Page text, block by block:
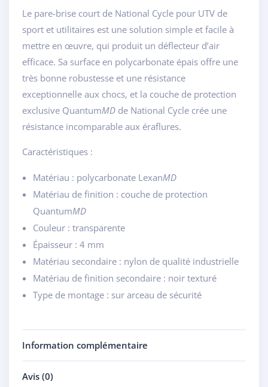
Le pare-brise court de National Cycle pour UTV de
sport et utilitaires est une solution simple et facile à
mettre en œuvre, qui produit un déflecteur d’air
efficace. Sa surface en polycarbonate épais offre une
très bonne robustesse et une résistance
exceptionnelle aux chocs, et la couche de protection
exclusive QuantumMD de National Cycle crée une
résistance incomparable aux éraflures.
Caractéristiques :
Matériau : polycarbonate LexanMD
Matériau de finition : couche de protection
QuantumMD
Couleur : transparente
Épaisseur : 4 mm
Matériau secondaire : nylon de qualité industrielle
Matériau de finition secondaire : noir texturé
Type de montage : sur arceau de sécurité
Information complémentaire
Avis (0)